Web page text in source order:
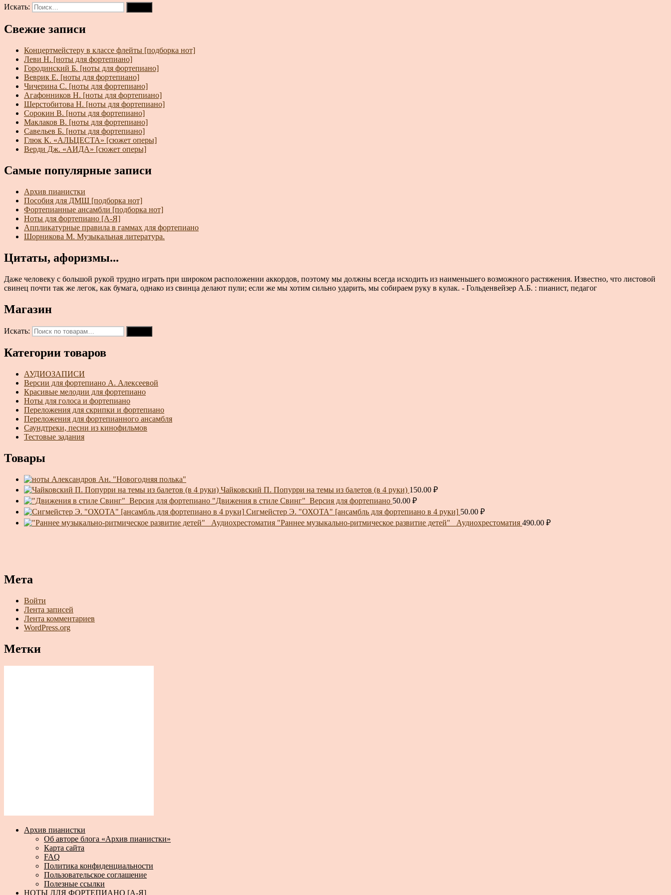
Искать:
Свежие записи
Концертмейстеру в классе флейты [подборка нот]
Леви Н. [ноты для фортепиано]
Городинский Б. [ноты для фортепиано]
Веврик Е. [ноты для фортепиано]
Чичерина С. [ноты для фортепиано]
Агафонников Н. [ноты для фортепиано]
Шерстобитова Н. [ноты для фортепиано]
Сорокин В. [ноты для фортепиано]
Маклаков В. [ноты для фортепиано]
Савельев Б. [ноты для фортепиано]
Глюк К. «АЛЬЦЕСТА» [сюжет оперы]
Верди Дж. «АИДА» [сюжет оперы]
Самые популярные записи
Архив пианистки
Пособия для ДМШ [подборка нот]
Фортепианные ансамбли [подборка нот]
Ноты для фортепиано [А-Я]
Аппликатурные правила в гаммах для фортепиано
Шорникова М. Музыкальная литература.
Цитаты, афоризмы...
Даже человеку с большой рукой трудно играть при широком расположении аккордов, поэтому мы должны всегда исходить из наименьшего возможного растяжения. Известно, что листовой
свинец почти так же легок, как бумага, однако из свинца делают пули; если же мы хотим сильно ударить, мы собираем руку в кулак. - Гольденвейзер А.Б. : пианист, педагог
Магазин
Искать:
Категории товаров
АУДИОЗАПИСИ
Версии для фортепиано А. Алексеевой
Красивые мелодии для фортепиано
Ноты для голоса и фортепиано
Переложения для скрипки и фортепиано
Переложения для фортепианного ансамбля
Саундтреки, песни из кинофильмов
Тестовые задания
Товары
Александров Ан. "Новогодняя полька"
Чайковский П. Попурри на темы из балетов (в 4 руки) 150.00 ₽
"Движения в стиле Свинг"_Версия для фортепиано 50.00 ₽
Сигмейстер Э. "ОХОТА" [ансамбль для фортепиано в 4 руки] 50.00 ₽
"Раннее музыкально-ритмическое развитие детей"_ Аудиохрестоматия 490.00 ₽
Мета
Войти
Лента записей
Лента комментариев
WordPress.org
Метки
Архив пианистки
Об авторе блога «Архив пианистки»
Карта сайта
FAQ
Политика конфиденциальности
Пользовательское соглашение
Полезные ссылки
НОТЫ ДЛЯ ФОРТЕПИАНО [А-Я]